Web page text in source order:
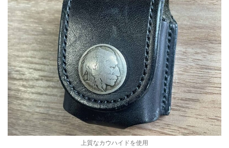
上質なカウハイドを使用